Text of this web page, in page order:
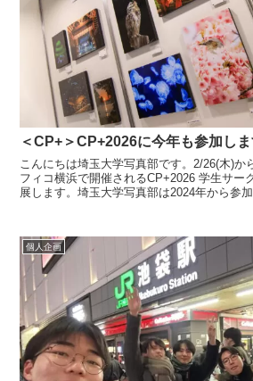
＜CP+＞CP+2026に今年も参加しま
こんにちは埼玉大学写真部です。2/26(木)か
フィコ横浜で開催されるCP+2026 学生サー
展します。埼玉大学写真部は2024年から参
個人企画